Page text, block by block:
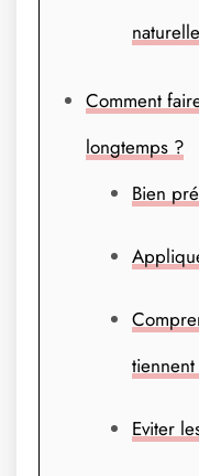
Comment
longtemps ?
Bien
Eviter